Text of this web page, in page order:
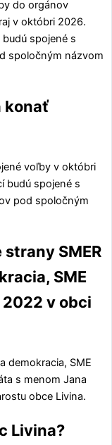
do orgánov
v októbri 2026.
spojené s
spoločným názvom
konať
voľby v októbri
budú spojené s
pod spoločným
SMER
SME
2022 v obci
demokracia, SME
s menom Jana
obce Livina.
Livina?